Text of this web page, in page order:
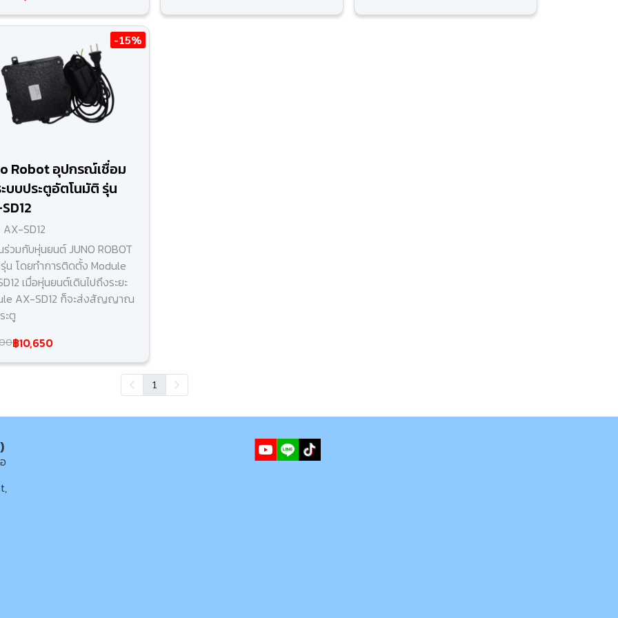
-15%
Robot อุปกรณ์เชื่อม
บบประตูอัตโนมัติ รุ่น
AX-SD12
ร่วมกับหุ่นยนต์ JUNO ROBOT
น โดยทำการติดตั้ง Module
เมื่อหุ่นยนต์เดินไปถึงระยะ
AX-SD12 ก็จะส่งสัญญาณ​
ะตู
฿10,650
1